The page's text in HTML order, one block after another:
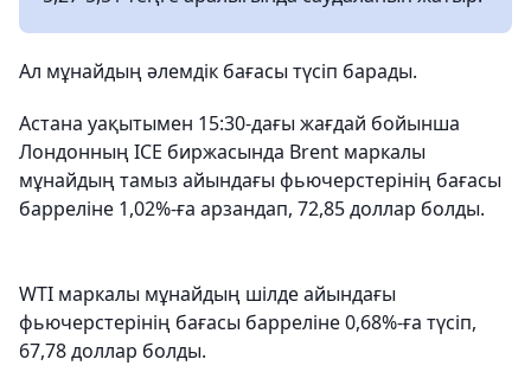
Ал мұнайдың әлемдік бағасы түсіп барады.
Астана уақытымен 15:30-дағы жағдай бойынша
Лондонның ICE биржасында Brent маркалы
мұнайдың тамыз айындағы фьючерстерінің бағасы
барреліне 1,02%-ға арзандап, 72,85 доллар болды.
WTI маркалы мұнайдың шілде айындағы
фьючерстерінің бағасы барреліне 0,68%-ға түсіп,
67,78 доллар болды.